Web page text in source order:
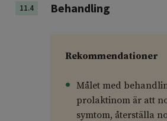
11.4 Behandling
Rekommendationer
Målet med
prolaktinom är att
symtom, återställa